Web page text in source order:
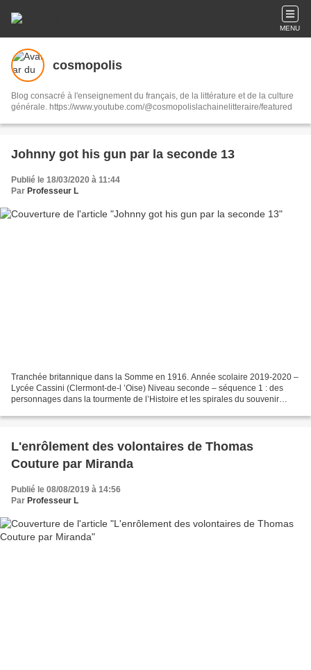
MENU
cosmopolis
Blog consacré à l'enseignement du français, de la littérature et de la culture
générale. https://www.youtube.com/@cosmopolislachainelitteraire/featured
Johnny got his gun par la seconde 13
Publié le 18/03/2020 à 11:44
Par Professeur L
Tranchée britannique dans la Somme en 1916. Année scolaire 2019-2020 –
Lycée Cassini (Clermont-de-l ’Oise) Niveau seconde – séquence 1 : des
personnages dans la tourmente de l’Histoire et les spirales du souvenir
L'enrôlement des volontaires de Thomas
Couture par Miranda
Publié le 08/08/2019 à 14:56
Par Professeur L